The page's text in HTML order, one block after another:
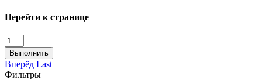
Перейти к странице
Выполнить
Вперёд Last
Фильтры